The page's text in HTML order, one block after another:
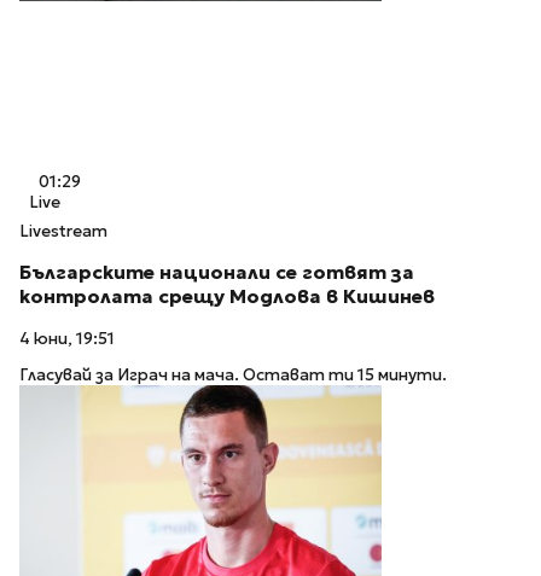
01:29
Live
Livestream
Българските национали се готвят за
контролата срещу Модлова в Кишинев
4 юни, 19:51
Гласувай за Играч на мача. Остават ти 15 минути.